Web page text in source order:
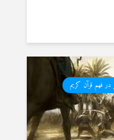
در فهم قرآن کریم